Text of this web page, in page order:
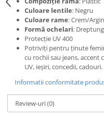
Culoare lentile: Negru
Culoare rame: Crem/
Formă ochelari:
Protecție UV 400
Potriviți pentru ținute
cu rochii sau jeans,
UV, ieșiri, concedii, cadouri.
Informatii conformitate
Review-uri(0)